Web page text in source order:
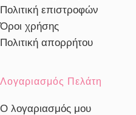
Πολιτική επιστροφών
Όροι χρήσης
Πολιτική απορρήτου
Λογαριασμός Πελάτη
Ο λογαριασμός μου